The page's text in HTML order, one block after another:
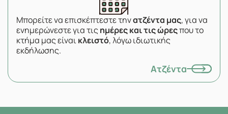
Μπορείτε να επισκέπτεστε τηνατζέντα μας, για να
ενημερώνεστε για τιςημέρες και τις ώρεςπου το
κτήμα μας είναικλειστό, λόγω ιδιωτικής
εκδήλωσης.
Ατζέντα